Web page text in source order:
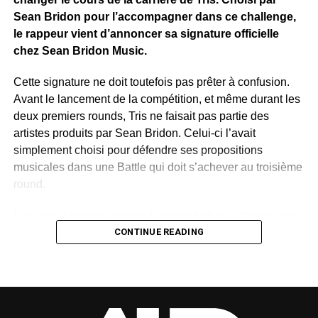
WhatsApp
Facebook
X Telegram
Email
>>
Sean Bridon pour l’accompagner dans ce challenge,
le rappeur vient d’annoncer sa signature officielle
chez Sean Bridon Music.
Cette signature ne doit toutefois pas prêter à confusion.
Avant le lancement de la compétition, et même durant les
deux premiers rounds, Tris ne faisait pas partie des
artistes produits par Sean Bridon. Celui-ci l’avait
simplement choisi pour défendre ses propositions
musicales dans une Battle qui doit s’achever au troisième
round.
de la deuxième étape du concours. Sur un morceau
CONTINUE READING